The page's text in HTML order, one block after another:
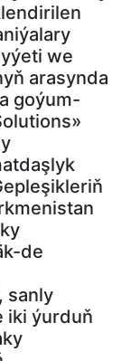
we
arasynda
goýum-
de
sanly
iki ýurduň